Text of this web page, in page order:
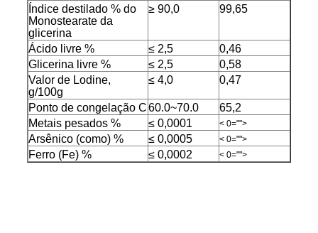
Índice destilado % do
Monostearate da
glicerina
≥ 90,0 99,65
Ácido livre % ≤ 2,5
0,46
Glicerina livre %
≤ 2,5
0,58
Valor de Lodine,
g/100g
≤ 4,0 0,47
Ponto de congelação C60.0~70.0
65,2
Metais pesados %
≤ 0,0001 < 0="">
Arsênico (como) % ≤ 0,0005 < 0="">
Ferro (Fe) % ≤ 0,0002 < 0="">